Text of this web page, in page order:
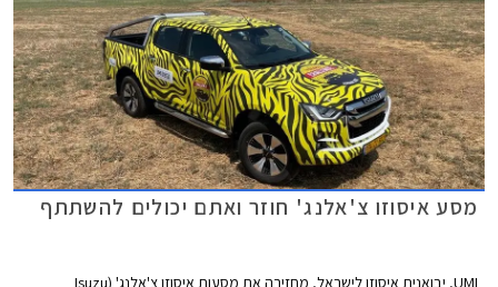
מסע איסוזו צ'אלנג' חוזר ואתם יכולים להשתתף
UMI, יבואנית איסוזו לישראל, מחזירה את מסעות איסוזו צ'אלנג' (Isuzu